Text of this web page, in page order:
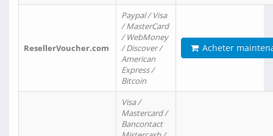
ResellerVoucher.com
Paypal / Visa
/ MasterCard
/ WebMoney
/ Discover /
American
Express /
Bitcoin
Acheter
Visa /
Mastercard /
Bancontact